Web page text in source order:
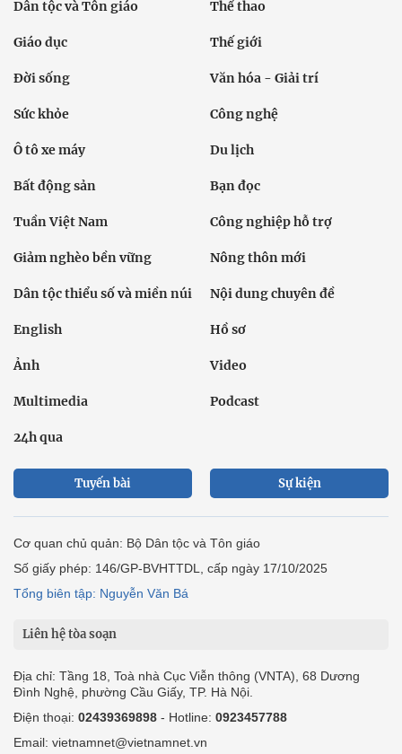
Dân tộc và Tôn giáo Thể thao
Giáo dục Thế giới
Đời sống Văn hóa - Giải trí
Sức khỏe Công nghệ
Ô tô xe máy Du lịch
Bất động sản Bạn đọc
Tuần Việt Nam Công nghiệp hỗ trợ
Giảm nghèo bền vững Nông thôn mới
Dân tộc thiểu số và miền núi Nội dung chuyên đề
English Hồ sơ
Ảnh Video
Multimedia Podcast
24h qua
Tuyến bài Sự kiện
Cơ quan chủ quản: Bộ Dân tộc và Tôn giáo
Số giấy phép: 146/GP-BVHTTDL, cấp ngày 17/10/2025
Tổng biên tập: Nguyễn Văn Bá
Liên hệ tòa soạn
Địa chỉ: Tầng 18, Toà nhà Cục Viễn thông (VNTA), 68 Dương
Đình Nghệ, phường Cầu Giấy, TP. Hà Nội.
Điện thoại: 02439369898 - Hotline: 0923457788
Email: vietnamnet@vietnamnet.vn